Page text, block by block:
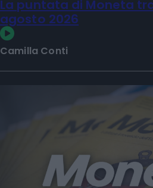
La puntata di Moneta
agosto 2026
Camilla Conti